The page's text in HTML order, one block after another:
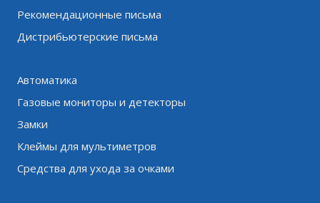
Рекомендационные письма
Дистрибьютерские письма
Автоматика
Газовые мониторы и детекторы
Замки
Клеймы для мультиметров
Средства для ухода за очками